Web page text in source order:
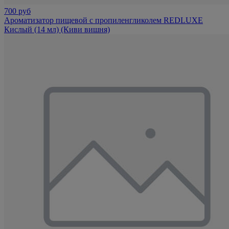
700 руб
Ароматизатор пищевой с пропиленгликолем REDLUXE
Кислый (14 мл) (Киви вишня)